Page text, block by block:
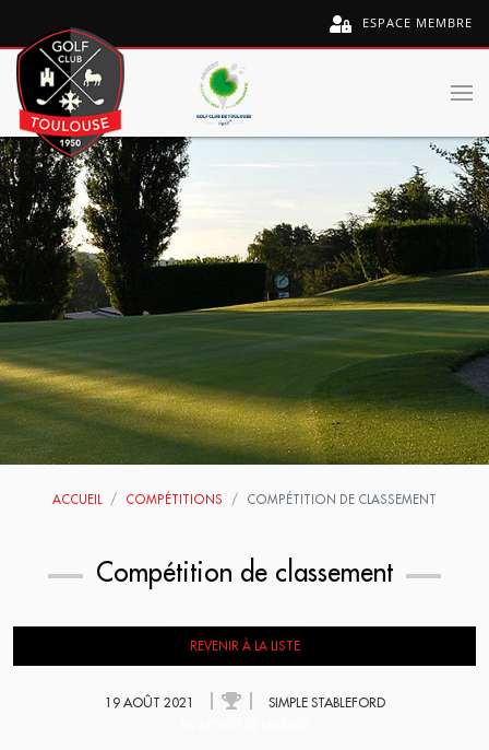
ESPACE MEMBRE
ACCUEIL COMPÉTITIONS COMPÉTITION DE CLASSEMENT
Compétition de classement
REVENIR À LA LISTE
19 AOÛT 2021 SIMPLE STABLEFORD